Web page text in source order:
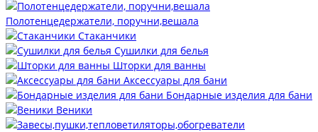
Полотенцедержатели, поручни,вешала
Стаканчики
Сушилки для белья
Шторки для ванны
Аксессуары для бани
Бондарные изделия для бани
Веники